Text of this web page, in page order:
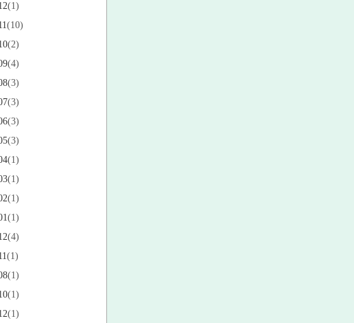
(1)
(10)
(2)
(4)
(3)
(3)
(3)
(3)
(1)
(1)
(1)
(1)
(4)
(1)
(1)
(1)
(1)